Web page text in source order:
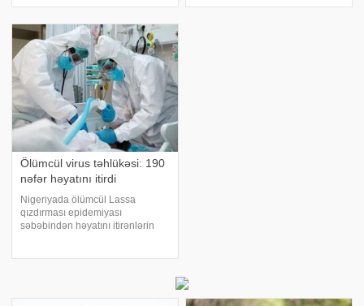
ən gözəl səbəbi, ən böyü
Ölümcül virus təhlükəsi: 190
nəfər həyatını itirdi
Nigeriyada ölümcül Lassa
qızdırması epidemiyası
səbəbindən həyatını itirənlərin